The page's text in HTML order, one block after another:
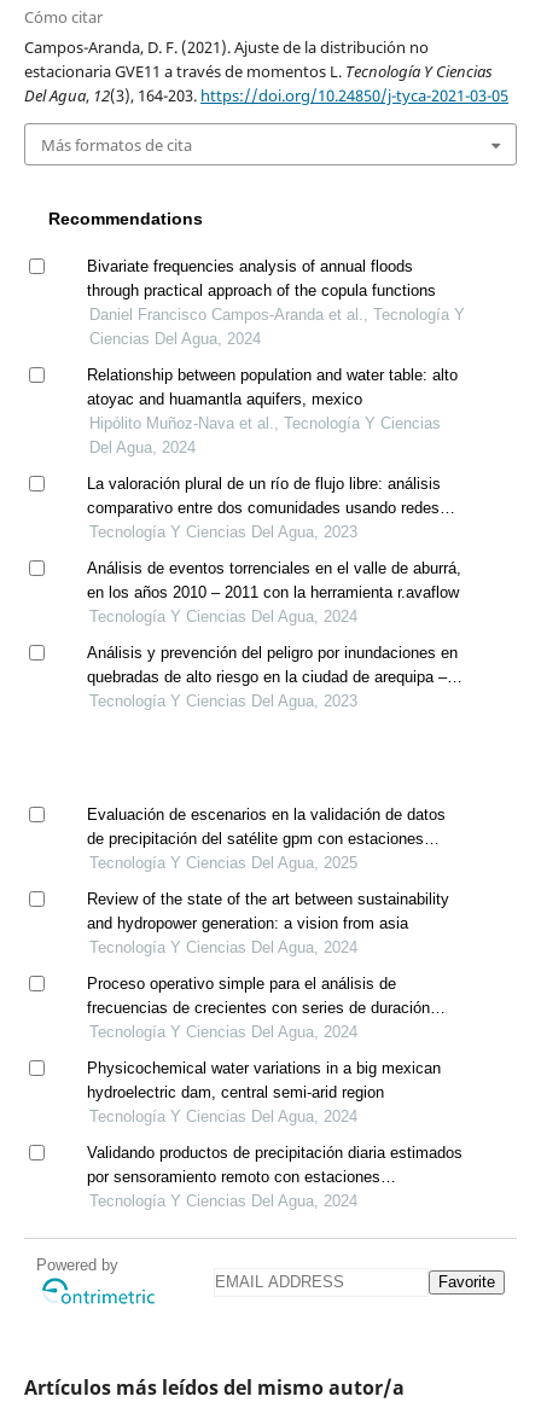
Cómo citar
Campos-Aranda, D. F. (2021). Ajuste de la distribución no
estacionaria GVE11 a través de momentos L. Tecnología Y Ciencias
Del Agua, 12(3), 164-203. https://doi.org/10.24850/j-tyca-2021-03-05
Más formatos de cita
Recommendations
Bivariate frequencies analysis of annual floods
through practical approach of the copula functions
Daniel Francisco Campos-Aranda et al., Tecnología Y
Ciencias Del Agua, 2024
Relationship between population and water table: alto
atoyac and huamantla aquifers, mexico
Hipólito Muñoz-Nava et al., Tecnología Y Ciencias
Del Agua, 2024
La valoración plural de un río de flujo libre: análisis
comparativo entre dos comunidades usando redes
semánticas
Tecnología Y Ciencias Del Agua, 2023
Análisis de eventos torrenciales en el valle de aburrá,
en los años 2010 – 2011 con la herramienta r.avaflow
Tecnología Y Ciencias Del Agua, 2024
Análisis y prevención del peligro por inundaciones en
quebradas de alto riesgo en la ciudad de arequipa –
perú
Tecnología Y Ciencias Del Agua, 2023
Evaluación de escenarios en la validación de datos
de precipitación del satélite gpm con estaciones
meteorológicas para uso en emergencias ambientales
Tecnología Y Ciencias Del Agua, 2025
Review of the state of the art between sustainability
and hydropower generation: a vision from asia
Tecnología Y Ciencias Del Agua, 2024
Proceso operativo simple para el análisis de
frecuencias de crecientes con series de duración
parcial
Tecnología Y Ciencias Del Agua, 2024
Physicochemical water variations in a big mexican
hydroelectric dam, central semi-arid region
Tecnología Y Ciencias Del Agua, 2024
Validando productos de precipitación diaria estimados
por sensoramiento remoto con estaciones
pluviométricas en la cuenca vilcanota, perú
Tecnología Y Ciencias Del Agua, 2024
Powered by
Favorite
Artículos más leídos del mismo autor/a